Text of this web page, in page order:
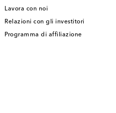
Lavora con noi
Relazioni con gli investitori
Programma di affiliazione